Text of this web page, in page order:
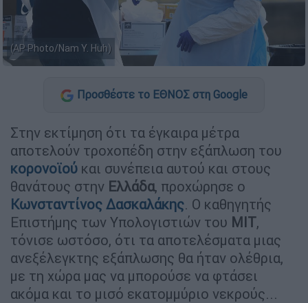
(AP Photo/Nam Y. Huh)
Προσθέστε το ΕΘΝΟΣ στη Google
Στην εκτίμηση ότι τα έγκαιρα μέτρα
αποτελούν τροχοπέδη στην εξάπλωση του
κορονοϊού και συνέπεια αυτού και στους
θανάτους στην Ελλάδα, προχώρησε ο
Κωνσταντίνος Δασκαλάκης. Ο καθηγητής
Επιστήμης των Υπολογιστιών του ΜΙΤ,
τόνισε ωστόσο, ότι τα αποτελέσματα μιας
ανεξέλεγκτης εξάπλωσης θα ήταν ολέθρια,
με τη χώρα μας να μπορούσε να φτάσει
ακόμα και το μισό εκατομμύριο νεκρούς...